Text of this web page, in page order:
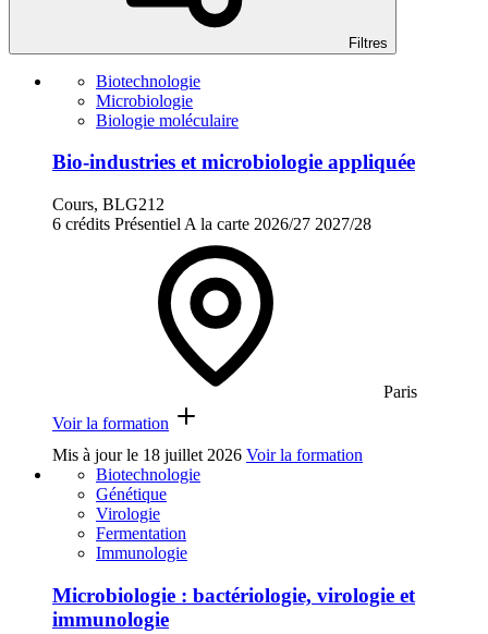
Filtres
Biotechnologie
Microbiologie
Biologie moléculaire
Bio-industries et microbiologie appliquée
Cours, BLG212
6 crédits Présentiel A la carte 2026/27 2027/28
Paris
Voir la formation
Mis à jour le 18 juillet 2026 Voir la formation
Biotechnologie
Génétique
Virologie
Fermentation
Immunologie
Microbiologie : bactériologie, virologie et
immunologie